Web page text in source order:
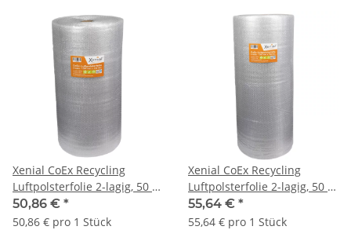
Xenial CoEx Recycling
Luftpolsterfolie 2-lagig, 50 µ
| 1000 mm x 100 lfm., grau
| VE =1 Stk.
50,86 € *
50,86 € pro 1 Stück
Xenial CoEx Recycling
Luftpolsterfolie 2-lagig, 50 µ
| 1200 mm x 100 lfm., grau
| VE = 1 Stk.
55,64 € *
55,64 € pro 1 Stück